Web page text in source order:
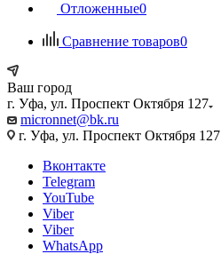
Отложенные0
Сравнение товаров0
Ваш город
г. Уфа, ул. Проспект Октября 127
micronnet@bk.ru
г. Уфа, ул. Проспект Октября 127
Вконтакте
Telegram
YouTube
Viber
Viber
WhatsApp